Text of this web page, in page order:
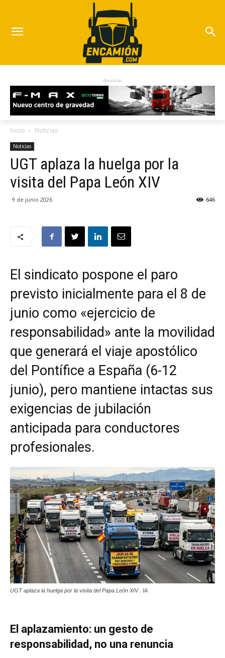
Anuncio
Inicio Noticias
Noticias
UGT aplaza la huelga por la
visita del Papa León XIV
9 de junio 2026 646
El sindicato pospone el paro
previsto inicialmente para el 8 de
junio como «ejercicio de
responsabilidad» ante la movilidad
que generará el viaje apostólico
del Pontífice a España (6-12
junio), pero mantiene intactas sus
exigencias de jubilación
anticipada para conductores
profesionales.
UGT aplaza la huelga por la visita del Papa León XIV . IA
El aplazamiento: un gesto de
responsabilidad, no una renuncia